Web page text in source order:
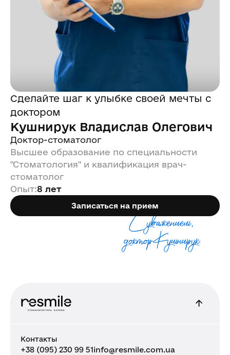
Сделайте шаг к улыбке своей мечты с
доктором
Кушнирук Владислав Олегович
Доктор-стоматолог
Высшее образование по специальности
"Стоматология" и квалификация врач-
стоматолог
Опыт:8 лет
Записаться на прием
С уважением,
доктор Кушнирук
Контакты
+38 (095) 230 99 51info@resmile.com.ua